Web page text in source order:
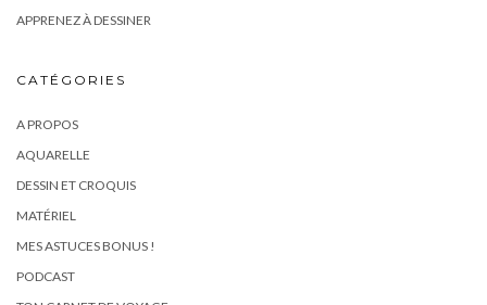
APPRENEZ À DESSINER
CATÉGORIES
A PROPOS
AQUARELLE
DESSIN ET CROQUIS
MATÉRIEL
MES ASTUCES BONUS !
PODCAST